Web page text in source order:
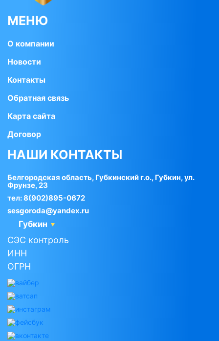
МЕНЮ
О компании
Новости
Контакты
Обратная связь
Карта сайта
Договор
НАШИ КОНТАКТЫ
Белгородская область, Губкинский г.о., Губкин, ул.
Фрунзе, 23
тел:8(902)895-0672
sesgoroda@yandex.ru
Губкин
СЭС контроль
ИНН
ОГРН